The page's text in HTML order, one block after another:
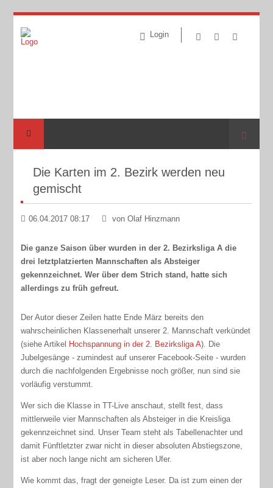
Login
Suche
Die Karten im 2. Bezirk werden neu
gemischt
06.04.2017 08:17 von Olaf Hinzmann
Die ganze Saison über wurden in der 2. Bezirksliga A die
drei letztplatzierten Mannschaften als Absteiger
gekennzeichnet. Wer über dem Strich stand, hatte sich
allerdings zu früh gefreut.
Der Autor dieser Zeilen hatte Ende März bereits den
wahrscheinlichen Klassenerhalt unserer 2. Mannschaft verkündet
(siehe Artikel Hochspannung in der 2. Bezirksliga A). Die
Jubelgesänge - zumindest auf unserer Facebook-Seite - wurden
durch die nachfolgenden Ergebnisse noch größer, nun sind sie
vorläufig verstummt.
Wer sich die Klasse in TT-Live anschaut, stellt fest, dass
mittlerweile vier Mannschaften als Absteiger in die Kreisliga
gekennzeichnet sind. Unser Team steht als Tabellenachter und
damit Fünftletzter zwar nicht in dieser absoluten Abstiegszone,
ist aber noch lange nicht am sicheren Ufer.
Wie kommt das, fragt der geneigte Leser. Da ist zum einen der